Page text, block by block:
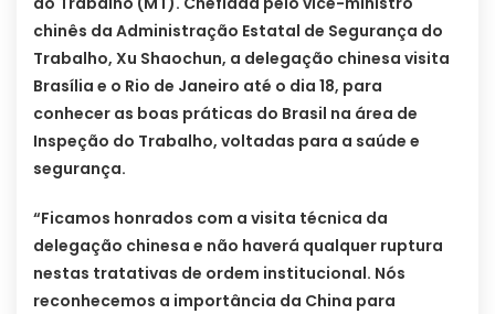
chinês da Administração Estatal de Segurança do
Trabalho, Xu Shaochun, a delegação chinesa visita
Brasília e o Rio de Janeiro até o dia 18, para
conhecer as boas práticas do Brasil na área de
Inspeção do Trabalho, voltadas para a saúde e
segurança.
“Ficamos honrados com a visita técnica da
delegação chinesa e não haverá qualquer ruptura
nestas tratativas de ordem institucional. Nós
reconhecemos a importância da China para